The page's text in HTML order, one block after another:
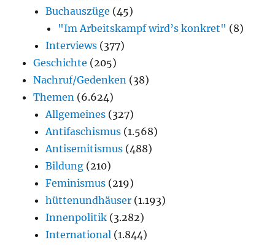
Buchauszüge (45)
"Im Arbeitskampf wird’s konkret" (8)
Interviews (377)
Geschichte (205)
Nachruf/Gedenken (38)
Themen (6.624)
Allgemeines (327)
Antifaschismus (1.568)
Antisemitismus (488)
Bildung (210)
Feminismus (219)
hüttenundhäuser (1.193)
Innenpolitik (3.282)
International (1.844)